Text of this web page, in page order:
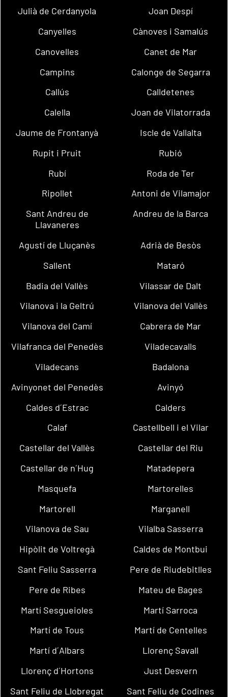
Julià de Cerdanyola
Joan Despí
Canyelles
Cànoves i Samalús
Canovelles
Canet de Mar
Campins
Calonge de Segarra
Callús
Calldetenes
Calella
Joan de Vilatorrada
Jaume de Frontanyà
Iscle de Vallalta
Rupit i Pruit
Rubió
Rubí
Roda de Ter
Ripollet
Antoni de Vilamajor
Sant Andreu de
Llavaneres
Andreu de la Barca
Agustí de Lluçanès
Adrià de Besòs
Sallent
Mataró
Badia del Vallès
Vilassar de Dalt
Vilanova i la Geltrú
Vilanova del Vallès
Vilanova del Camí
Cabrera de Mar
Vilafranca del Penedès
Viladecavalls
Viladecans
Badalona
Avinyonet del Penedès
Avinyó
Caldes d´Estrac
Calders
Calaf
Castellbell i el Vilar
Castellar del Vallès
Castellar del Riu
Castellar de n´Hug
Matadepera
Masquefa
Martorelles
Martorell
Marganell
Vilanova de Sau
Vilalba Sasserra
Hipòlit de Voltregà
Caldes de Montbui
Sant Feliu Sasserra
Pere de Riudebitlles
Pere de Ribes
Mateu de Bages
Martí Sesgueioles
Martí Sarroca
Martí de Tous
Martí de Centelles
Martí d´Albars
Llorenç Savall
Llorenç d´Hortons
Just Desvern
Sant Feliu de Llobregat
Sant Feliu de Codines